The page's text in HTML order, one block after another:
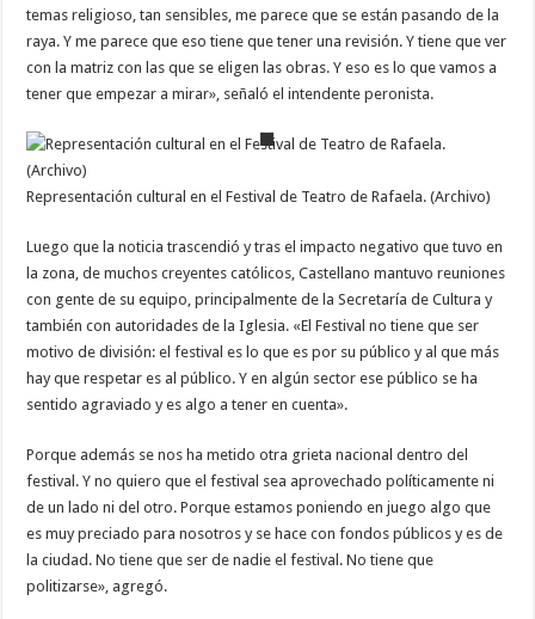
temas religioso, tan sensibles, me parece que se están pasando de la
raya. Y me parece que eso tiene que tener una revisión. Y tiene que ver
con la matriz con las que se eligen las obras. Y eso es lo que vamos a
tener que empezar a mirar», señaló el intendente peronista.
Representación cultural en el Festival de Teatro de Rafaela. (Archivo)
Luego que la noticia trascendió y tras el impacto negativo que tuvo en
la zona, de muchos creyentes católicos, Castellano mantuvo reuniones
con gente de su equipo, principalmente de la Secretaría de Cultura y
también con autoridades de la Iglesia. «El Festival no tiene que ser
motivo de división: el festival es lo que es por su público y al que más
hay que respetar es al público. Y en algún sector ese público se ha
sentido agraviado y es algo a tener en cuenta».
Porque además se nos ha metido otra grieta nacional dentro del
festival. Y no quiero que el festival sea aprovechado políticamente ni
de un lado ni del otro. Porque estamos poniendo en juego algo que
es muy preciado para nosotros y se hace con fondos públicos y es de
la ciudad. No tiene que ser de nadie el festival. No tiene que
politizarse», agregó.